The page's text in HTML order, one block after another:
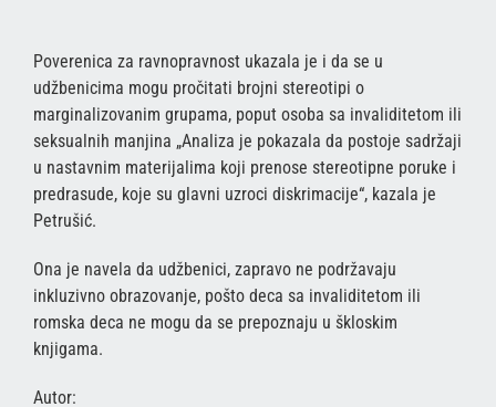
Poverenica za ravnopravnost ukazala je i da se u
udžbenicima mogu pročitati brojni stereotipi o
marginalizovanim grupama, poput osoba sa invaliditetom ili
seksualnih manjina „Analiza je pokazala da postoje sadržaji
u nastavnim materijalima koji prenose stereotipne poruke i
predrasude, koje su glavni uzroci diskrimacije“, kazala je
Petrušić.
Ona je navela da udžbenici, zapravo ne podržavaju
inkluzivno obrazovanje, pošto deca sa invaliditetom ili
romska deca ne mogu da se prepoznaju u škloskim
knjigama.
Autor: